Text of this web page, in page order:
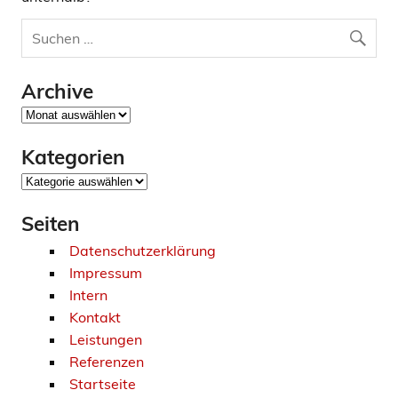
Archive
Archive
Kategorien
Kategorien
Seiten
Datenschutzerklärung
Impressum
Intern
Kontakt
Leistungen
Referenzen
Startseite